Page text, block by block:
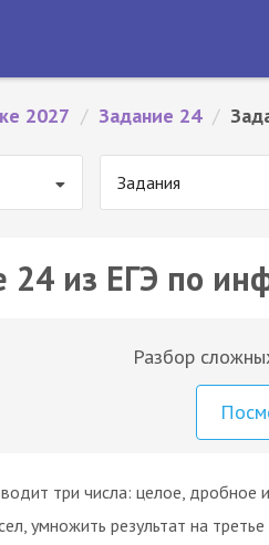
2027 / Задание 24 /
Задания
24 из ЕГЭ по
Разбор
три числа: целое,
умножить результат на